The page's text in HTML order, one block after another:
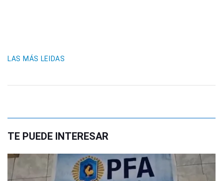
LAS MÁS LEIDAS
TE PUEDE INTERESAR